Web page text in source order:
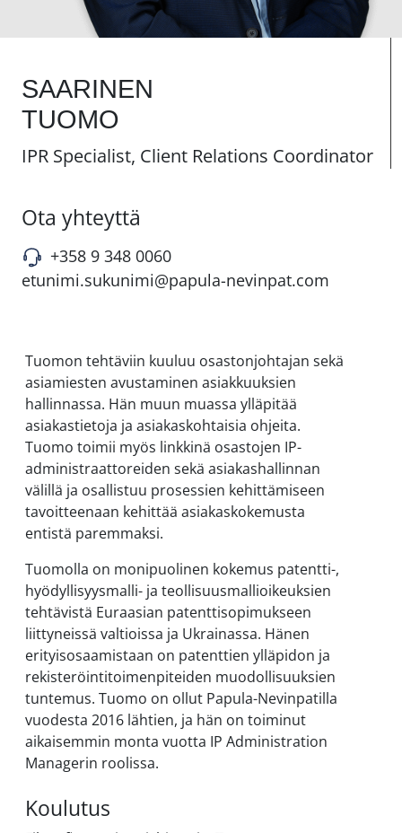
SAARINEN
TUOMO
IPR Specialist, Client Relations Coordinator
Ota yhteyttä
+358 9 348 0060
etunimi.sukunimi@papula-nevinpat.com
Tuomon tehtäviin kuuluu osastonjohtajan sekä
asiamiesten avustaminen asiakkuuksien
hallinnassa. Hän muun muassa ylläpitää
asiakastietoja ja asiakaskohtaisia ohjeita.
Tuomo toimii myös linkkinä osastojen IP-
administraattoreiden sekä asiakashallinnan
välillä ja osallistuu prosessien kehittämiseen
tavoitteenaan kehittää asiakaskokemusta
entistä paremmaksi.
Tuomolla on monipuolinen kokemus patentti-,
hyödyllisyysmalli- ja teollisuusmallioikeuksien
tehtävistä Euraasian patenttisopimukseen
liittyneissä valtioissa ja Ukrainassa. Hänen
erityisosaamistaan on patenttien ylläpidon ja
rekisteröintitoimenpiteiden muodollisuuksien
tuntemus. Tuomo on ollut Papula-Nevinpatilla
vuodesta 2016 lähtien, ja hän on toiminut
aikaisemmin monta vuotta IP Administration
Managerin roolissa.
Koulutus